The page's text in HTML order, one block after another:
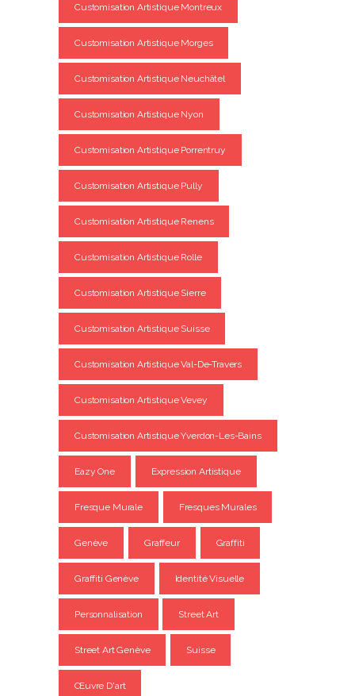
Customisation Artistique Montreux
Customisation Artistique Morges
Customisation Artistique Neuchâtel
Customisation Artistique Nyon
Customisation Artistique Porrentruy
Customisation Artistique Pully
Customisation Artistique Renens
Customisation Artistique Rolle
Customisation Artistique Sierre
Customisation Artistique Suisse
Customisation Artistique Val-De-Travers
Customisation Artistique Vevey
Customisation Artistique Yverdon-Les-Bains
Eazy One Expression Artistique
Fresque Murale Fresques Murales
Genève Graffeur Graffiti
Graffiti Genève Identité Visuelle
Personnalisation Street Art
Street Art Genève Suisse
Œuvre D'art